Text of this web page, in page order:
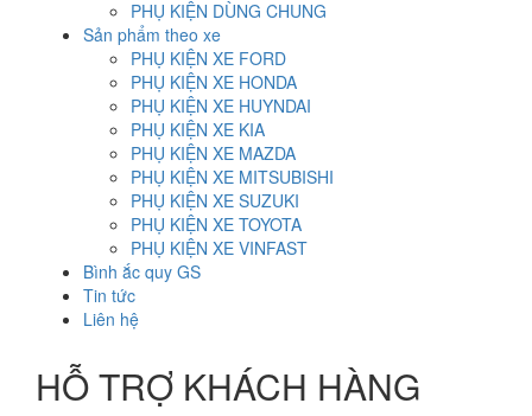
PHỤ KIỆN DÙNG CHUNG
Sản phẩm theo xe
PHỤ KIỆN XE FORD
PHỤ KIỆN XE HONDA
PHỤ KIỆN XE HUYNDAI
PHỤ KIỆN XE KIA
PHỤ KIỆN XE MAZDA
PHỤ KIỆN XE MITSUBISHI
PHỤ KIỆN XE SUZUKI
PHỤ KIỆN XE TOYOTA
PHỤ KIỆN XE VINFAST
Bình ắc quy GS
Tin tức
Liên hệ
HỖ TRỢ KHÁCH HÀNG